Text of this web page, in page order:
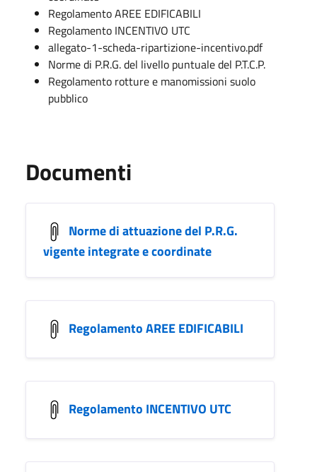
Regolamento AREE EDIFICABILI
Regolamento INCENTIVO UTC
allegato-1-scheda-ripartizione-incentivo.pdf
Norme di P.R.G. del livello puntuale del P.T.C.P.
Regolamento rotture e manomissioni suolo
pubblico
Documenti
Norme di attuazione del P.R.G.
vigente integrate e coordinate
Regolamento AREE EDIFICABILI
Regolamento INCENTIVO UTC